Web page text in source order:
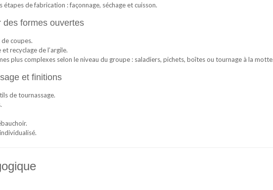
étapes de fabrication : façonnage, séchage et cuisson.
formes ouvertes
coupes.
recyclage de l’argile.
plus complexes selon le niveau du groupe : saladiers, pichets, boîtes ou tournage à la
et finitions
de tournassage.